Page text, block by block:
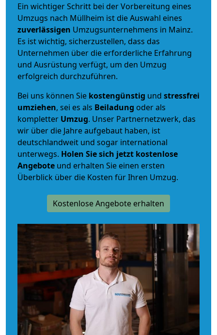
Ein wichtiger Schritt bei der Vorbereitung eines
Umzugs nach Müllheim ist die Auswahl eines
zuverlässigen Umzugsunternehmens in Mainz.
Es ist wichtig, sicherzustellen, dass das
Unternehmen über die erforderliche Erfahrung
und Ausrüstung verfügt, um den Umzug
erfolgreich durchzuführen.
Bei uns können Sie kostengünstig und stressfrei
umziehen, sei es als Beiladung oder als
kompletter Umzug. Unser Partnernetzwerk, das
wir über die Jahre aufgebaut haben, ist
deutschlandweit und sogar international
unterwegs. Holen Sie sich jetzt kostenlose
Angebote und erhalten Sie einen ersten
Überblick über die Kosten für Ihren Umzug.
Kostenlose Angebote erhalten